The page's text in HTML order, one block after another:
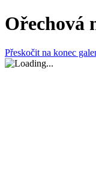
Ořechová
Přeskočit na konec